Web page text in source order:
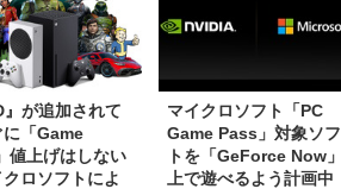
』が追加されて
に「Game
値上げはしない
ロソフトによ
マイクロソフト「PC
Game Pass」対象ソフ
トを「GeForce Now」
上で遊べるよう計画中